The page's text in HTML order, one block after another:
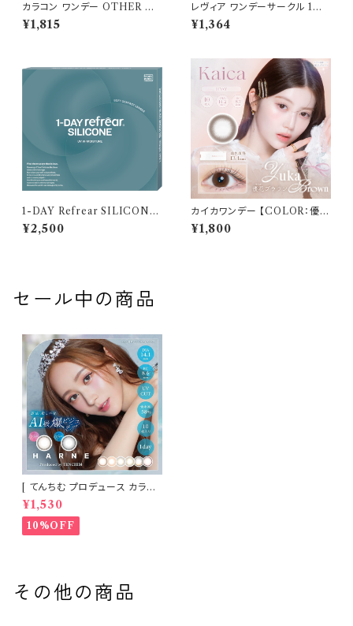
カラコン ワンデー OTHER ア
ザー 【COLOR：NiLL - ニル
(ブラウン)】NEWデビュー 1day
度あり 度なし 水光レンズ 固定
¥1,815
レヴィア ワンデーサークル 1箱1
0枚入 【COLOR：シャイブラウ
ン】14.1mm ReVIA 1day CIR
¥1,364
1-DAY Refrear SILICONE
UV W-Moisture （ワンデーリ
フレア シリコーン ユーブイ ダブ
¥2,500
カイカワンデー 【COLOR：優花
ブラウン】 1箱10枚 14.2mm 度
なし 度あり 中野恵那 カラコン
¥1,800
セール中の商品
[ てんちむ プロデュース カラコ
ン ] HARNE (ハルネ) ワンデー
1day 10枚入り （当日発送） 1da
y
¥1,530
10%OFF
その他の商品